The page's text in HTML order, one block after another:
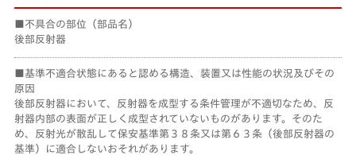
不具合の部位（部品名）
後部反射器
基準不適合状態にあると認める構造、装置又は性能の状況及びその
原因
後部反射器において、反射器を成型する条件管理が不適切なため、反
射器内部の表面が正しく成型されていないものがあります。そのた
め、反射光が散乱して保安基準第３８条又は第６３条（後部反射器の
基準）に適合しないおそれがあります。